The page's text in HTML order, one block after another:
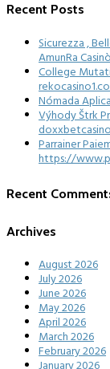
Recent Posts
Sicurezza ,
AmunRa
College
Nómada
Výhody Štrk
Parrainer
https://
Recent
Archives
August 2026
July 2026
June 2026
May 2026
April 2026
March 2026
February 2026